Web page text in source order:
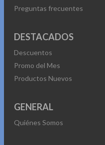
Preguntas frecuentes
DESTACADOS
Descuentos
Promo del Mes
Productos Nuevos
GENERAL
Quiénes Somos